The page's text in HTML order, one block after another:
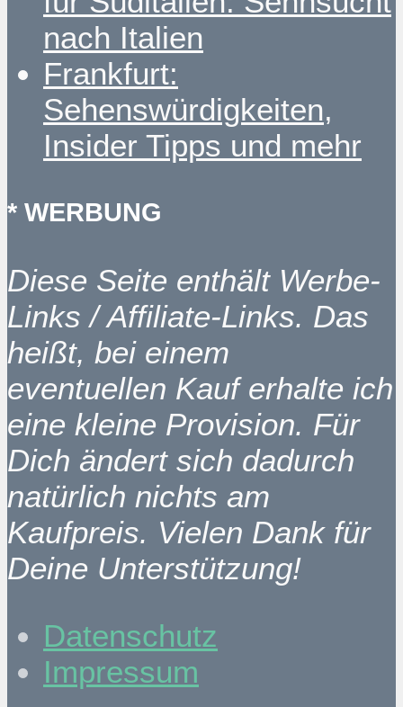
nach Italien
Frankfurt:
Sehenswürdigkeiten,
Insider Tipps und mehr
* WERBUNG
Diese Seite enthält Werbe-
Links / Affiliate-Links. Das
heißt, bei einem
eventuellen Kauf erhalte ich
eine kleine Provision. Für
Dich ändert sich dadurch
natürlich nichts am
Kaufpreis. Vielen Dank für
Deine Unterstützung!
Datenschutz
Impressum